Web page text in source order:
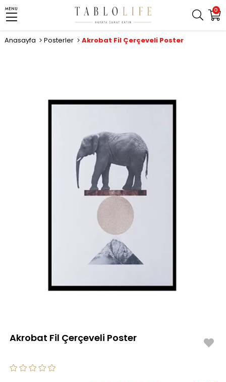
0
MENU
Anasayfa Posterler Akrobat Fil Çerçeveli Poster
Akrobat Fil Çerçeveli Poster